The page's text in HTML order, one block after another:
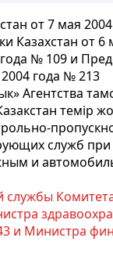
от 7 мая
Казахстан
№ 109 и
года № 213
Агентства
темір
служб
и
и Министра